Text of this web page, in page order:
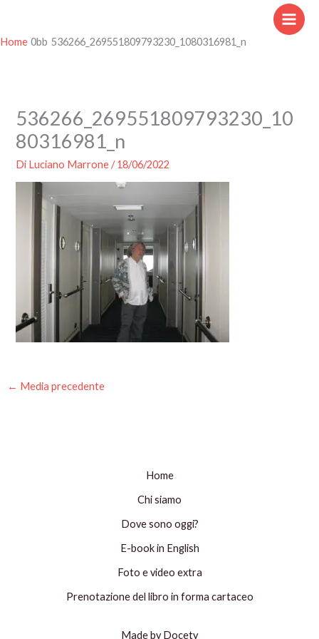
contenuto
Home 536266_269551809793230_1080316981_n
536266_269551809793230_10
80316981_n
Di Luciano Marrone/18/06/2022
← Media precedente
Home
Chi siamo
Dove sono oggi?
E-book in English
Foto e video extra
Prenotazione del libro in forma cartaceo
Made by Docety